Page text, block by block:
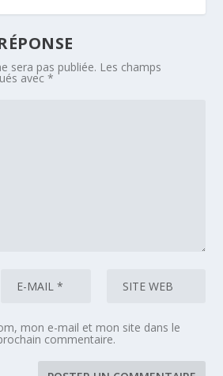
sera pas publiée. Les champs
avec*
mon e-mail et mon site dans le
commentaire.